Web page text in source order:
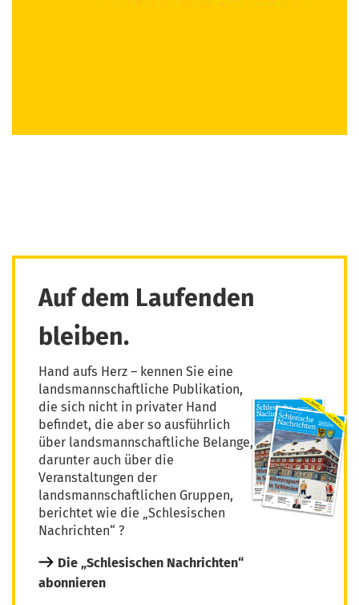
Auf dem Laufenden
bleiben.
Hand aufs Herz – kennen Sie eine
landsmannschaftliche Publikation,
die sich nicht in privater Hand
befindet, die aber so ausführlich
über landsmannschaftliche Belange,
darunter auch über die
Veranstaltungen der
landsmannschaftlichen Gruppen,
berichtet wie die „Schlesischen
Nachrichten“ ?
Die „Schlesischen Nachrichten“
abonnieren